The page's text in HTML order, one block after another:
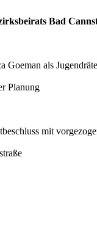
Bad
als
Planung
mit